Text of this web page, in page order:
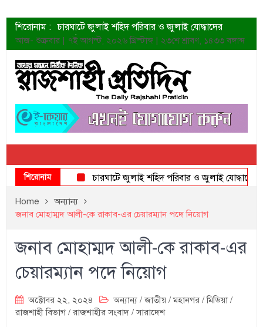
শিরোনাম : চারঘাটে জুলাই শহিদ পরিবার ও জুলাই যোদ্ধাদের
সংবর্ধনা
শহীদদের প্রত্যাশা এখনো পূরণ হয়নি: ডা. শফিকুর রহমান
ত্বক ভালো রাখতে যে ৫ কাজ করবেন
জুলাই স্মৃতি জাদুঘরের দুয়ার খুলেছে উদ্বোধন করলেন
প্রধানমন্ত্রী
শাহরুখের নতুন সিনেমার লুক
কোয়ার্টার ফাইনালে নেইমারের দুর্দান্ত অ্যাসিস্টে সান্তোস
ডেনিস লিয়ামিন রাশিয়ার ড্রোন বাহিনীর প্রধান হলেন
জুলাই শহিদদের আত্মত্যাগ জাতি চিরকাল শ্রদ্ধার সাথে
আজ- শুক্রবার | ৭ই আগস্ট, ২০২৬ খ্রিস্টাব্দ | ২৩শে শ্রাবণ, ১৪৩৩ বঙ্গাব্দ
শিরোনাম চারঘাটে জুলাই শহিদ পরিবার ও জুলাই যোদ্ধাদের
Home
অন্যান্য
জনাব মোহাম্মদ আলী-কে রাকাব-এর চেয়ারম্যান পদে নিয়োগ
জনাব মোহাম্মদ আলী-কে রাকাব-এর
চেয়ারম্যান পদে নিয়োগ
অক্টোবর ২২, ২০২৪ অন্যান্য /জাতীয় /মহানগর /মিডিয়া/
রাজশাহী বিভাগ/রাজশাহীর সংবাদ /সারাদেশ